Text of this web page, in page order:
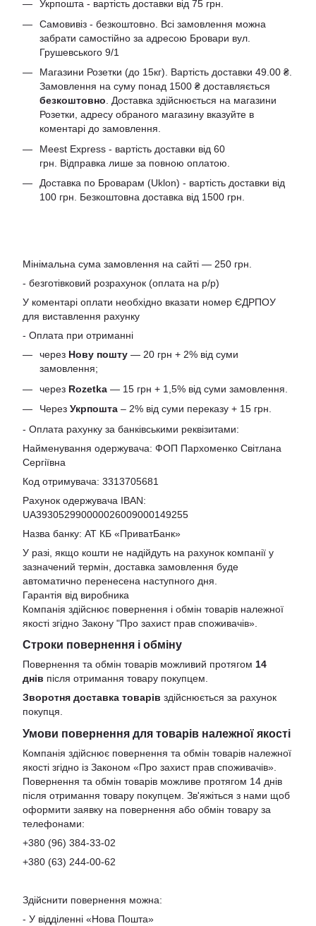
Укрпошта - вартість доставки від 75 грн.
Самовивіз - безкоштовно. Всі замовлення можна
забрати самостійно за адресою Бровари вул.
Грушевського 9/1
Магазини Розетки (до 15кг). Вартість доставки 49.00 ₴.
Замовлення на суму понад 1500 ₴ доставляється
безкоштовно . Доставка здійснюється на магазини
Розетки, адресу обраного магазину вказуйте в
коментарі до замовлення.
Meest Express - вартість доставки від 60
грн. Відправка лише за повною оплатою.
Доставка по Броварам (Uklon) - вартість доставки від
100 грн. Безкоштовна доставка від 1500 грн.
Мінімальна сума замовлення на сайті — 250 грн.
- безготівковий розрахунок (оплата на р/р)
У коментарі оплати необхідно вказати номер ЄДРПОУ
для виставлення рахунку
- Оплата при отриманні
через Нову пошту — 20 грн + 2% від суми
замовлення;
через Rozetka — 15 грн + 1,5% від суми замовлення.
Через Укрпошта – 2% від суми переказу + 15 грн.
- Оплата рахунку за банківськими реквізитами:
Найменування одержувача: ФОП Пархоменко Світлана
Сергіївна
Код отримувача: 3313705681
Рахунок одержувача IBAN:
UA393052990000026009000149255
Назва банку: АТ КБ «ПриватБанк»
У разі, якщо кошти не надійдуть на рахунок компанії у
зазначений термін, доставка замовлення буде
автоматично перенесена наступного дня.
Гарантія від виробника
Компанія здійснює повернення і обмін товарів належної
якості згідно Закону "Про захист прав споживачів»
Строки повернення і обміну
Повернення та обмін товарів можливий протягом 14
днів після отримання товару покупцем.
Зворотня доставка товарів здійснюється за рахунок
покупця.
Умови повернення для товарів належної якості
Компанія здійснює повернення та обмін товарів належної
якості згідно із Законом «Про захист прав споживачів».
Повернення та обмін товарів можливе протягом 14 днів
після отримання товару покупцем. Зв'яжіться з нами щоб
оформити заявку на повернення або обмін товару за
телефонами:
+380 (96) 384-33-02
+380 (63) 244-00-62
Здійснити повернення можна:
- У відділенні «Нова Пошта»